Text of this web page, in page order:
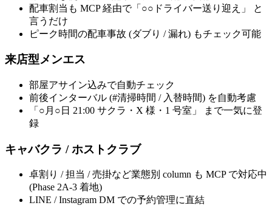
配車割当も MCP 経由で「○○ドライバー送り迎え」 と
言うだけ
ピーク時間の配車事故 (ダブり / 漏れ) もチェック可能
来店型メンエス
部屋アサイン込みで自動チェック
前後インターバル (#清掃時間 / 入替時間) を自動考慮
「○月○日 21:00 サクラ・X 様・1 号室」 まで一気に登
録
キャバクラ / ホストクラブ
卓割り / 担当 / 売掛など業態別 column も MCP で対応中
(Phase 2A-3 着地)
LINE / Instagram DM での予約管理に直結